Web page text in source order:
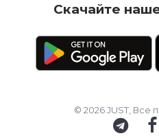
Скачайте
© 2026 JUST, Все